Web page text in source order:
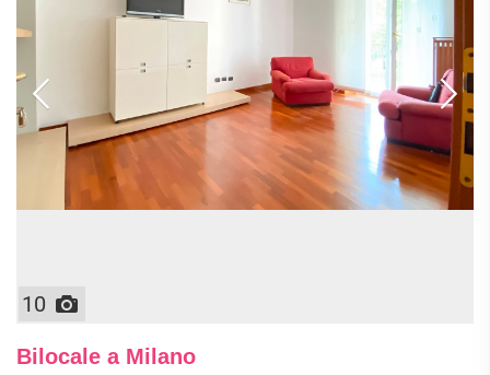
10
Bilocale a Milano